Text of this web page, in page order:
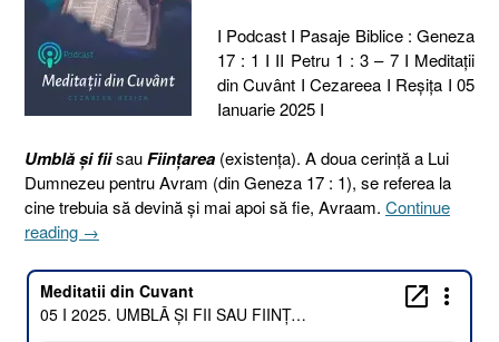
I Podcast I Pasaje Biblice : Geneza
17 : 1 I II Petru 1 : 3 – 7 I Meditaţii
din Cuvânt I Cezareea I Reşiţa I 05
Ianuarie 2025 I
Umblă și fiisauFiințarea (existența). A doua cerință a Lui
Dumnezeu pentru Avram (din Geneza 17 : 1), se referea la
cine trebuia să devină și mai apoi să fie, Avraam. Continue
reading „05
2025.
UMBLĂ
ȘI
→